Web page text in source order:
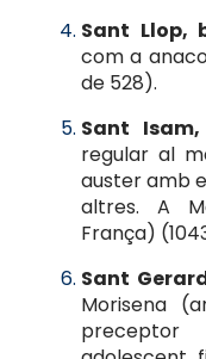
Sant Llop,
com a
de 528).
Sant
regular al
auster amb
altres. A
França)
Sant
Morisena